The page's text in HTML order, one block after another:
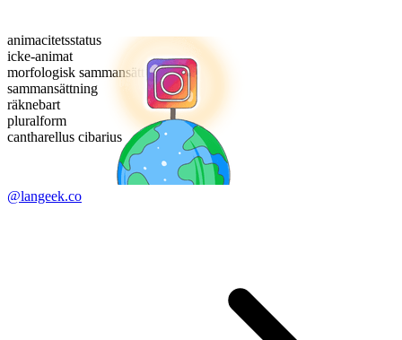
animacitetsstatus
icke-animat
morfologisk sammansättning
sammansättning
räknebart
pluralform
cantharellus cibarius
@langeek.co